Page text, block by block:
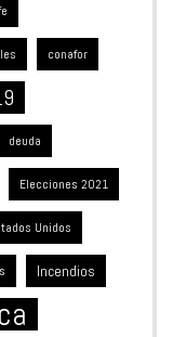
conafor
deuda
Elecciones 2021
Unidos
Incendios